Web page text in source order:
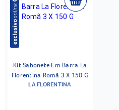
Kit Sabonete Em Barra La
Florentina Romã 3 X 150 G
LA FLORENTINA